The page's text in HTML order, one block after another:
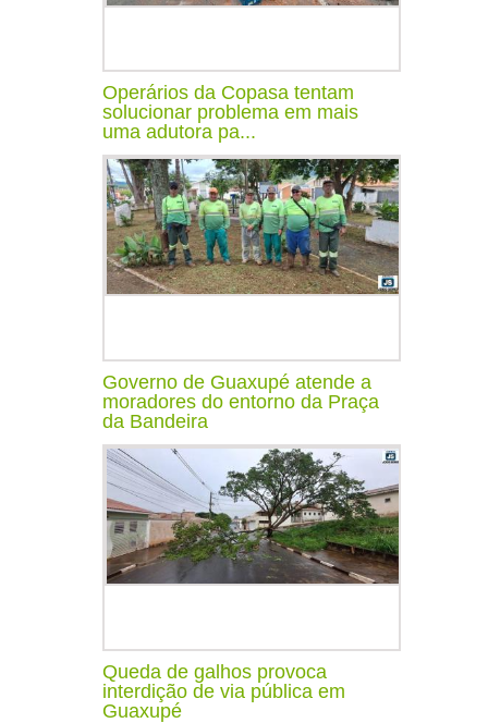
Operários da Copasa tentam
solucionar problema em mais
uma adutora pa...
Governo de Guaxupé atende a
moradores do entorno da Praça
da Bandeira
Queda de galhos provoca
interdição de via pública em
Guaxupé